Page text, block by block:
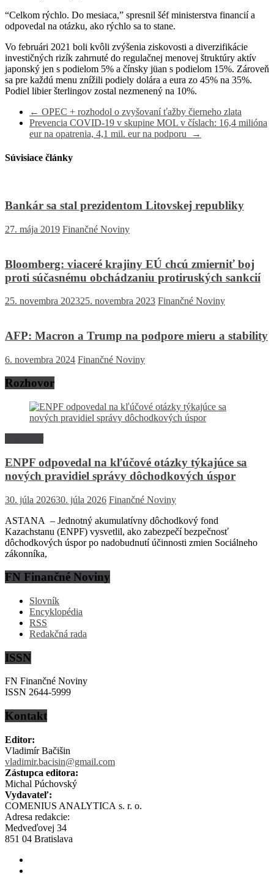
“Celkom rýchlo. Do mesiaca,” spresnil šéf ministerstva financií a
odpovedal na otázku, ako rýchlo sa to stane.
Vo februári 2021 boli kvôli zvýšenia ziskovosti a diverzifikácie
investičných rizík zahrnuté do regulačnej menovej štruktúry aktív
japonský jen s podielom 5% a čínsky jüan s podielom 15%. Zároveň
sa pre každú menu znížili podiely dolára a eura zo 45% na 35%.
Podiel libier šterlingov zostal nezmenený na 10%.
← OPEC + rozhodol o zvyšovaní ťažby čierneho zlata
Prevencia COVID-19 v skupine MOL v číslach: 16,4 milióna
eur na opatrenia, 4,1 mil. eur na podporu
→
Súvisiace články
Bankár sa stal prezidentom Litovskej republiky
27. mája 2019 Finančné Noviny
Bloomberg: viaceré krajiny EÚ chcú zmierniť boj
proti súčasnému obchádzaniu protiruských sankcií
25. novembra 202325. novembra 2023 Finančné Noviny
AFP: Macron a Trump na podpore mieru a stability
6. novembra 2024 Finančné Noviny
Rozhovor
ENPF odpovedal na kľúčové otázky týkajúce sa
nových pravidiel správy dôchodkových úspor
30. júla 202630. júla 2026 Finančné Noviny
ASTANA – Jednotný akumulatívny dôchodkový fond
Kazachstanu (ENPF) vysvetlil, ako zabezpečí bezpečnosť
dôchodkových úspor po nadobudnutí účinnosti zmien Sociálneho
zákonníka,
FN Finančné Noviny
Slovník
Encyklopédia
RSS
Redakčná rada
ISSN
FN Finančné Noviny
ISSN 2644-5999
Kontakt
Editor:
Vladimír Bačišin
vladimir.bacisin@gmail.com
Zástupca editora:
Michal Púchovský
Vydavateľ:
COMENIUS ANALYTICA s. r. o.
Adresa redakcie:
Medveďovej 34
851 04 Bratislava